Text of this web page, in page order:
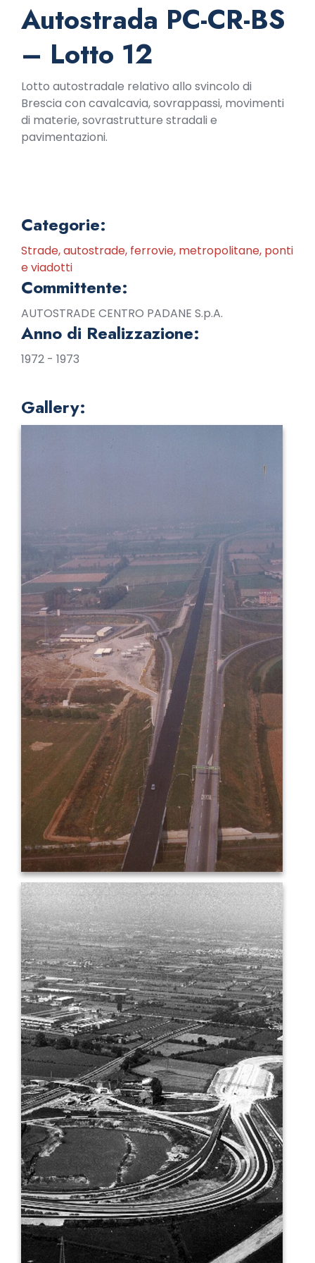
Autostrada PC-CR-BS
– Lotto 12
Lotto autostradale relativo allo svincolo di
Brescia con cavalcavia, sovrappassi, movimenti
di materie, sovrastrutture stradali e
pavimentazioni.
Categorie:
Strade, autostrade, ferrovie, metropolitane, ponti
e viadotti
Committente:
AUTOSTRADE CENTRO PADANE S.p.A.
Anno di Realizzazione:
1972 - 1973
Gallery: